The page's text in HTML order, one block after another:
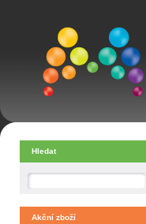
Hledat
Akční zboží